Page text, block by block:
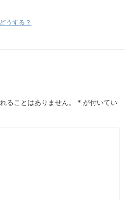
うする？
ることはありません。 * が付いてい